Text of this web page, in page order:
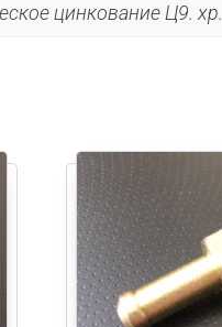
цинкование Ц9. хр.